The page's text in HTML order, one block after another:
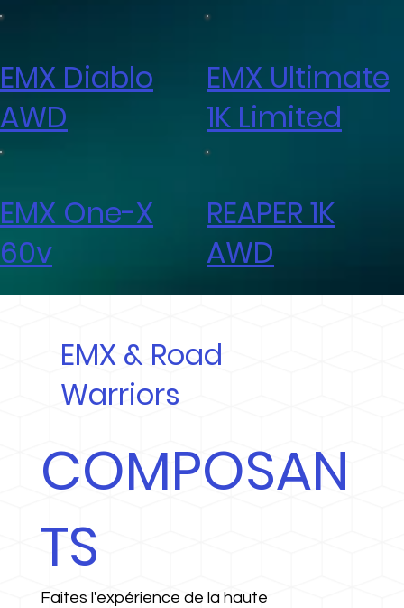
EMX Diablo
AWD
EMX Ultimate
1K Limited
EMX One-X
60v
REAPER 1K
AWD
EMX & Road
Warriors
COMPOSAN
TS
Faites l'expérience de la haute